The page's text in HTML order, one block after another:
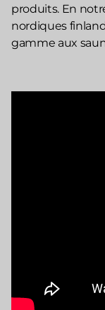
produits. En
nordiques
gamme aux